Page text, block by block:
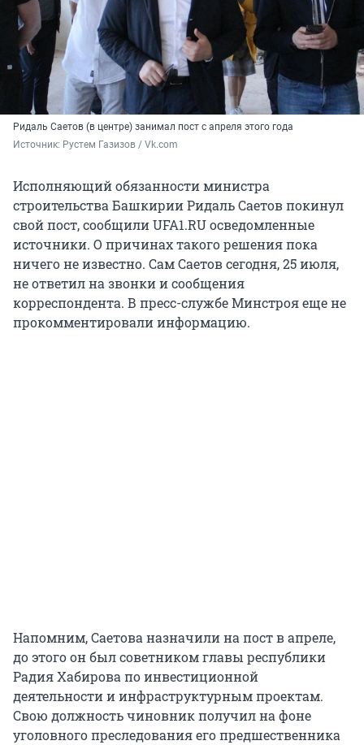
Ридаль Саетов (в центре) занимал пост с апреля этого года
Источник: Рустем Газизов / Vk.com
Исполняющий обязанности министра
строительства Башкирии Ридаль Саетов покинул
свой пост, сообщили UFA1.RU осведомленные
источники. О причинах такого решения пока
ничего не известно. Сам Саетов сегодня, 25 июля,
не ответил на звонки и сообщения
корреспондента. В пресс-службе Минстроя еще не
прокомментировали информацию.
Напомним, Саетова назначили на пост в апреле,
до этого он был советником главы республики
Радия Хабирова по инвестиционной
деятельности и инфраструктурным проектам.
Свою должность чиновник получил на фоне
уголовного преследования его предшественника